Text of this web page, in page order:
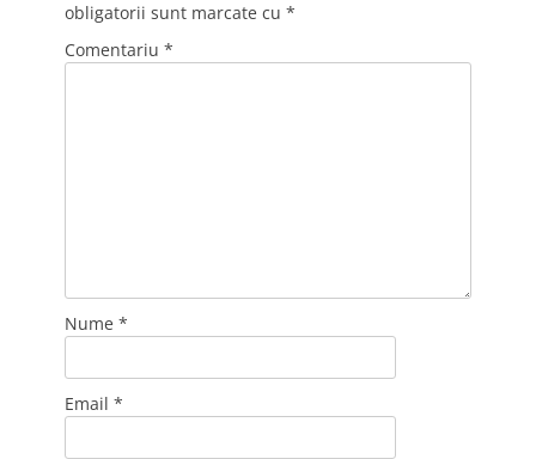
obligatorii sunt marcate cu *
Comentariu *
Nume *
Email *